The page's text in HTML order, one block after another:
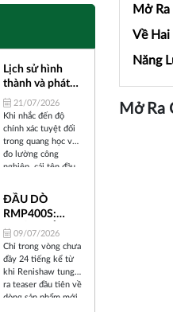
Lịch sử hình
thành và phát
triển của Carl
Zeiss
21/07/2026
Khi nhắc đến độ
chính xác tuyệt đối
trong quang học và
đo lường công
nghiệp, cái tên đầu
tâm trí các kỹ sư và
nhà khoa học trên
toàn thế giới chính
là ZEISS (Carl Zeiss).
Trải qua hơn 175
năm tồn tại và phát
triển, từ một xưởng
cơ khí chính xác nhỏ
bé tại thành phố
ĐẦU DÒ
RMP400S:
BƯỚC TIẾN
"ALL-IN-ONE"
CỦA
RENISHAW
TRONG KỶ
NGUYÊN SẢN
09/07/2026
Chỉ trong vòng chưa
đầy 24 tiếng kể từ
khi Renishaw tung
ra teaser đầu tiên về
dòng sản phẩm mới
Mở
Về Hai
Năng
Mở Ra